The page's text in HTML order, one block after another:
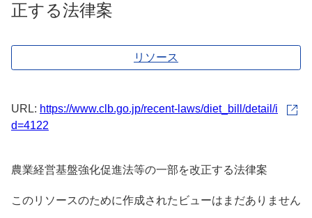
正する法律案
リソース
URL: https://www.clb.go.jp/recent-laws/diet_bill/detail/i
d=4122
農業経営基盤強化促進法等の一部を改正する法律案
このリソースのために作成されたビューはまだありません